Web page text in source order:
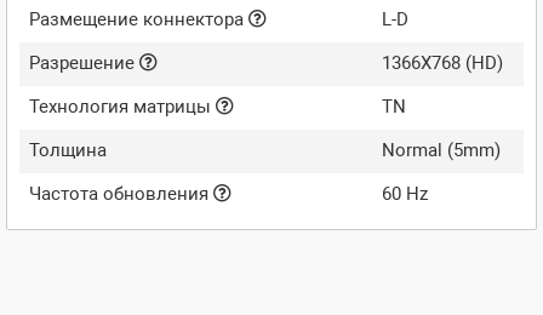
Размещение коннектора
L-D
Разрешение
1366X768 (HD)
Технология матрицы
TN
Толщина
Normal (5mm)
Частота обновления
60 Hz